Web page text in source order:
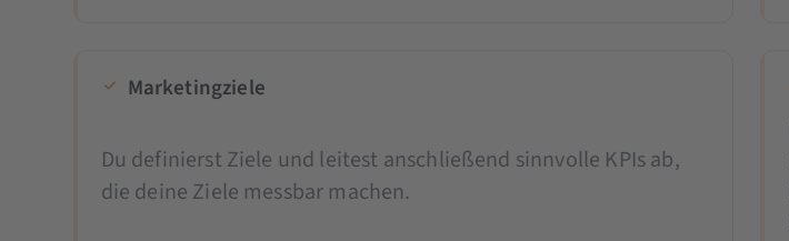
Marketingziele
Du definierst Ziele und leitest anschließend sinnvolle KPIs ab,
die deine Ziele messbar machen.